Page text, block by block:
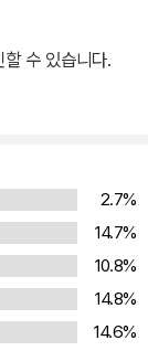
정수만을 모아
리즈 「최소한의
한 국내 교양 물
어 소개함으로
정석: 고전 역학
으로 선정되기도
로 따르면서도 양
고전 역학과 충
에게 선사한다.
수 있습니다.
2.7%
14.7%
10.8%
14.8%
14.6%